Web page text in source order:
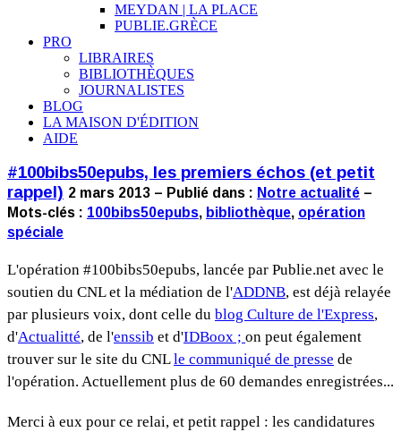
MEYDAN | LA PLACE
PUBLIE.GRÈCE
PRO
LIBRAIRES
BIBLIOTHÈQUES
JOURNALISTES
BLOG
LA MAISON D'ÉDITION
AIDE
#100bibs50epubs, les premiers échos (et petit
rappel) 2 mars 2013 – Publié dans : Notre actualité –
Mots-clés : 100bibs50epubs, bibliothèque, opération
spéciale
L'opération #100bibs50epubs, lancée par Publie.net avec le
soutien du CNL et la médiation de l'ADDNB, est déjà relayée
par plusieurs voix, dont celle du blog Culture de l'Express,
d'Actualitté, de l'enssib et d'IDBoox ; on peut également
trouver sur le site du CNLle communiqué de presse de
l'opération. Actuellement plus de 60 demandes enregistrées...
Merci à eux pour ce relai, et petit rappel : les candidatures